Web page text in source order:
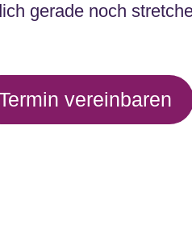
gerade noch
vereinbaren